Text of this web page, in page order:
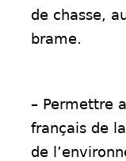
de chasse,
brame.
– Permettre
français de
de